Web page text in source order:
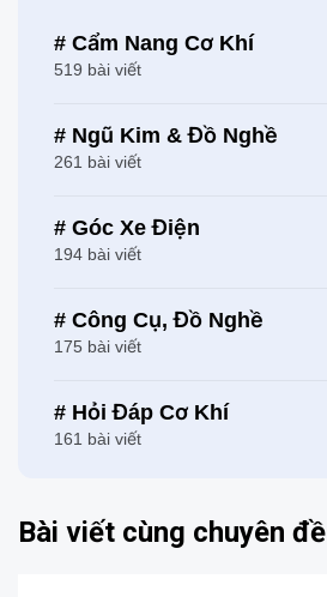
# Cẩm Nang Cơ Khí
519 bài viết
# Ngũ Kim & Đồ Nghề
261 bài viết
# Góc Xe Điện
194 bài viết
# Công Cụ, Đồ Nghề
175 bài viết
# Hỏi Đáp Cơ Khí
161 bài viết
Bài viết cùng chuyên đề